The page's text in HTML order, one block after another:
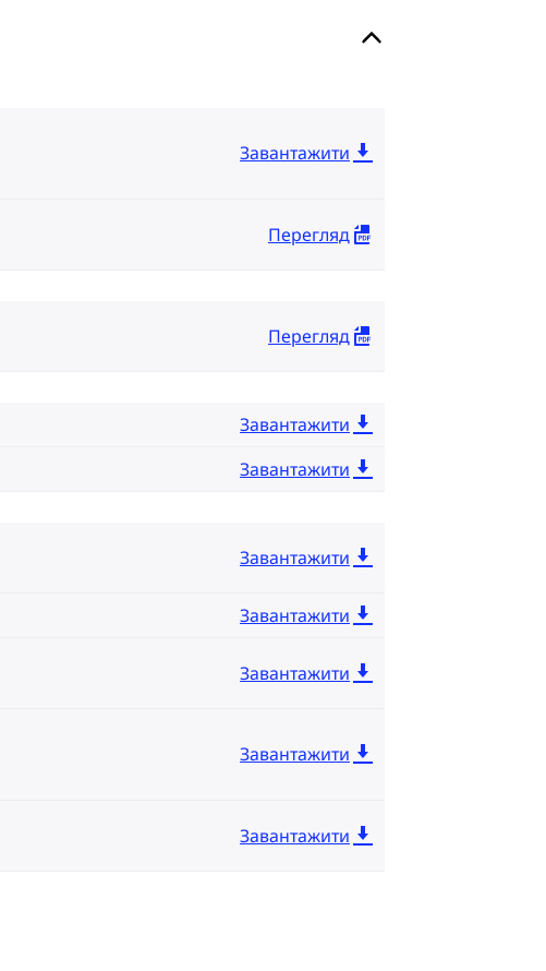
Завантажити
Перегляд
Перегляд
Завантажити
Завантажити
Завантажити
Завантажити
Завантажити
Завантажити
Завантажити